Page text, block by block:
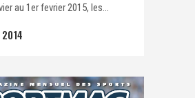
au 1er fevrier 2015, les...